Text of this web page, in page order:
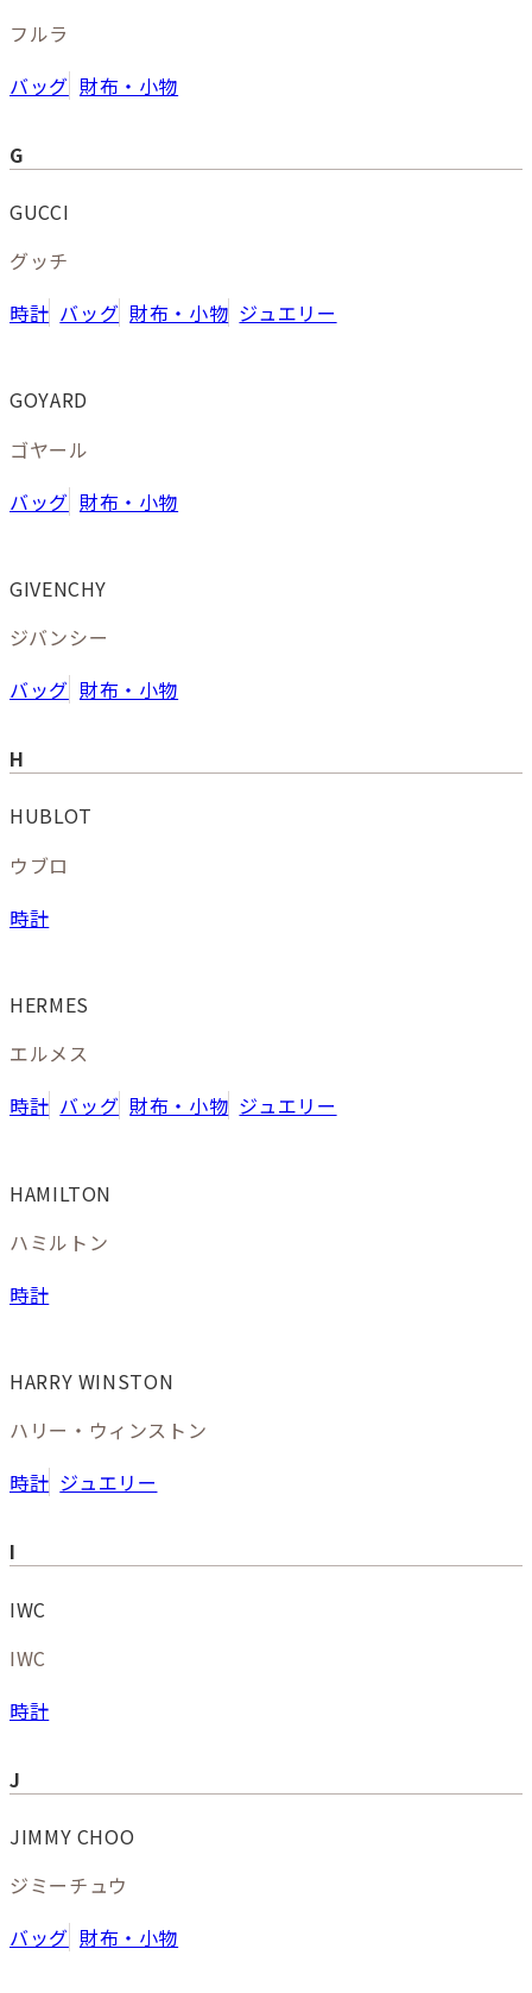
フルラ
バッグ 財布・小物
G
GUCCI
グッチ
時計 バッグ 財布・小物 ジュエリー
GOYARD
ゴヤール
バッグ 財布・小物
GIVENCHY
ジバンシー
バッグ 財布・小物
H
HUBLOT
ウブロ
時計
HERMES
エルメス
時計 バッグ 財布・小物 ジュエリー
HAMILTON
ハミルトン
時計
HARRY WINSTON
ハリー・ウィンストン
時計 ジュエリー
I
IWC
IWC
時計
J
JIMMY CHOO
ジミーチュウ
バッグ 財布・小物